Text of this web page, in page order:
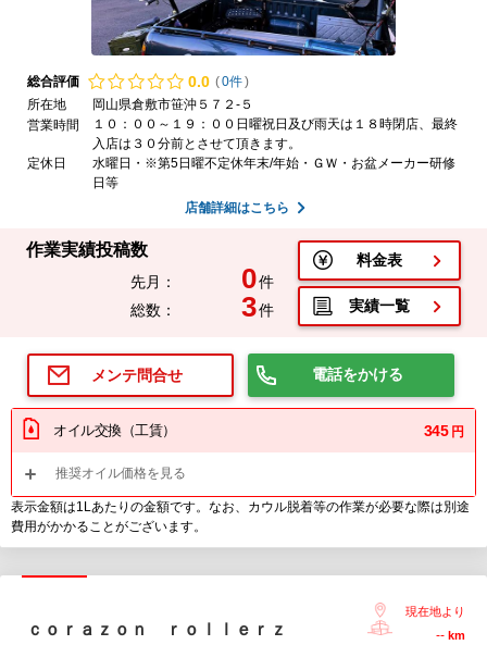
総合評価 0.0 (0件)
所在地
岡山県倉敷市笹沖５７２-５
営業時間
１０：００～１９：００日曜祝日及び雨天は１８時閉店、最終
入店は３０分前とさせて頂きます。
定休日
水曜日・※第5日曜不定休年末/年始・ＧＷ・お盆メーカー研修
日等
店舗詳細はこちら
作業実績投稿数
先月： 0件
総数：
3件
料金表
実績一覧
メンテ問合せ 電話をかける
オイル交換（工賃） 345 円
推奨オイル価格を見る
表示金額は1Lあたりの金額です。なお、カウル脱着等の作業が必要な際は別途
費用がかかることがございます。
ｃｏｒａｚｏｎ ｒｏｌｌｅｒｚ
現在地より
-- km